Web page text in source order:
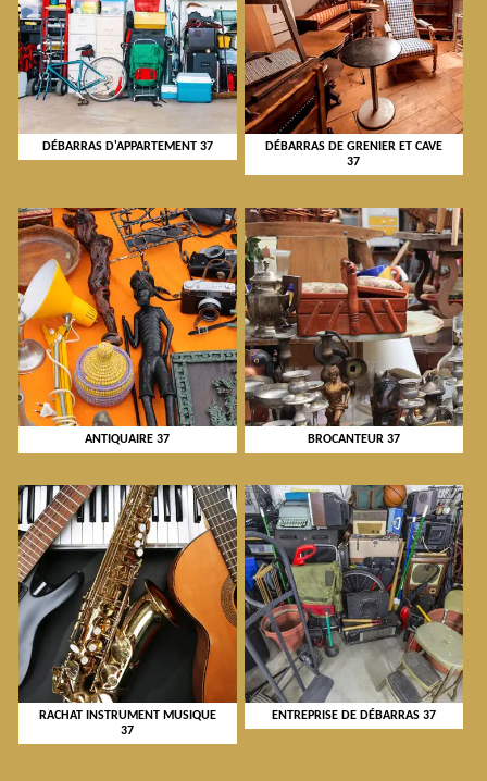
DÉBARRAS D'APPARTEMENT 37
DÉBARRAS DE GRENIER ET CAVE
37
ANTIQUAIRE 37 BROCANTEUR 37
RACHAT INSTRUMENT MUSIQUE
37
ENTREPRISE DE DÉBARRAS 37